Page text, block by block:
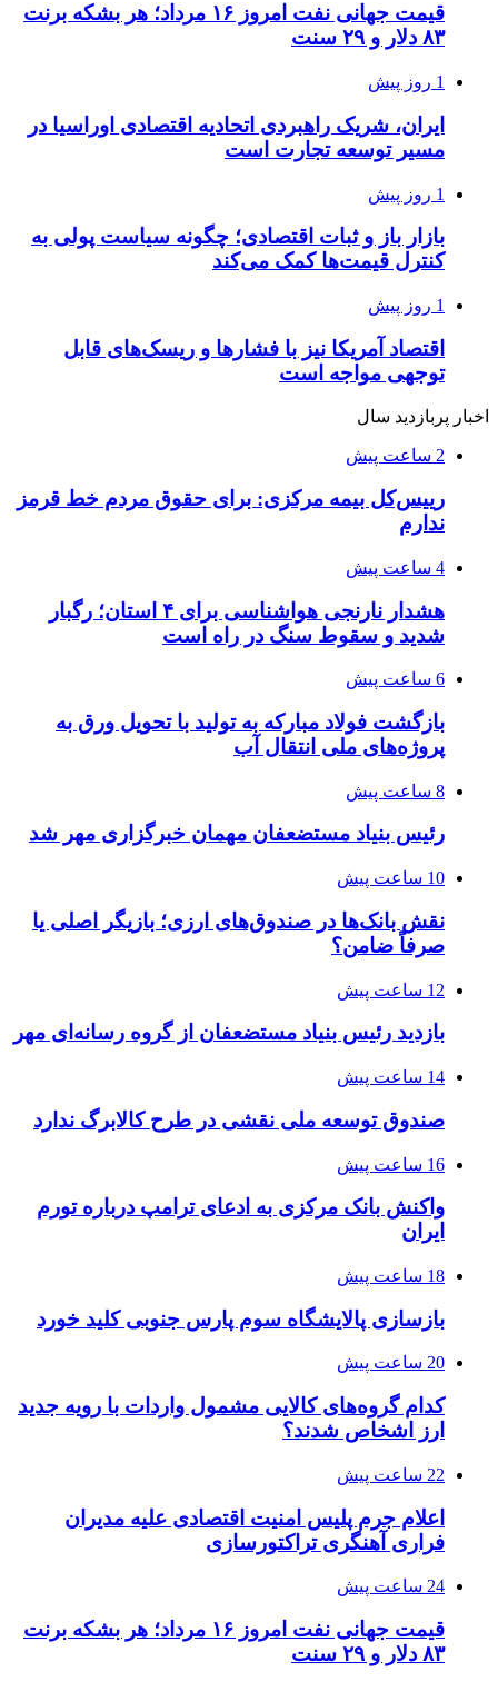
قیمت جهانی نفت امروز ۱۶ مرداد؛ هر بشکه برنت
۸۳ دلار و ۲۹ سنت
1 روز پیش
ایران، شریک راهبردی اتحادیه اقتصادی اوراسیا در
مسیر توسعه تجارت است
1 روز پیش
بازار باز و ثبات اقتصادی؛ چگونه سیاست پولی به
کنترل قیمت‌ها کمک می‌کند
1 روز پیش
اقتصاد آمریکا نیز با فشارها و ریسک‌های قابل
توجهی مواجه است
اخبار پربازدید سال
2 ساعت پیش
رییس‌کل بیمه مرکزی: برای حقوق مردم خط قرمز
ندارم
4 ساعت پیش
هشدار نارنجی هواشناسی برای ۴ استان؛ رگبار
شدید و سقوط سنگ در راه است
6 ساعت پیش
بازگشت فولاد مبارکه به تولید با تحویل ورق به
پروژه‌های ملی انتقال آب
8 ساعت پیش
رئیس بنیاد مستضعفان مهمان خبرگزاری مهر شد
10 ساعت پیش
نقش بانک‌ها در صندوق‌های ارزی؛ بازیگر اصلی یا
صرفاً ضامن؟
12 ساعت پیش
بازدید رئیس بنیاد مستضعفان از گروه رسانه‌ای مهر
14 ساعت پیش
صندوق توسعه ملی نقشی در طرح کالابرگ ندارد
16 ساعت پیش
واکنش بانک مرکزی به ادعای ترامپ درباره تورم
ایران
18 ساعت پیش
بازسازی پالایشگاه سوم پارس جنوبی کلید خورد
20 ساعت پیش
کدام گروه‌های کالایی مشمول واردات با رویه جدید
ارز اشخاص شدند؟
22 ساعت پیش
اعلام جرم پلیس امنیت اقتصادی علیه مدیران
فراری آهنگری تراکتورسازی
24 ساعت پیش
قیمت جهانی نفت امروز ۱۶ مرداد؛ هر بشکه برنت
۸۳ دلار و ۲۹ سنت